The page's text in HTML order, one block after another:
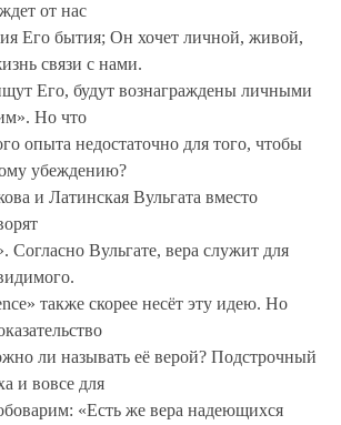
от нас
Его бытия; Он хочет личной, живой,
связи с нами.
Его, будут вознаграждены личными
Но что
опыта недостаточно для того, чтобы
убеждению?
и Латинская Вульгата вместо
Согласно Вульгате, вера служит для
также скорее несёт эту идею. Но
ли называть её верой? Подстрочный
и вовсе для
«Есть же вера надеющихся